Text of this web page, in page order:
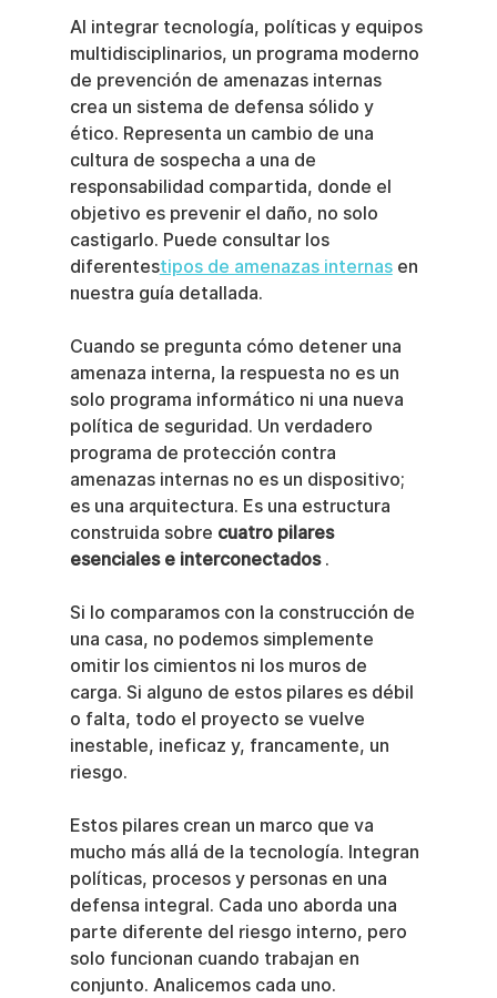
Al integrar tecnología, políticas y equipos
multidisciplinarios, un programa moderno
de prevención de amenazas internas
crea un sistema de defensa sólido y
ético. Representa un cambio de una
cultura de sospecha a una de
responsabilidad compartida, donde el
objetivo es prevenir el daño, no solo
castigarlo. Puede consultar los
diferentestipos de amenazas internas en
nuestra guía detallada.
Cuando se pregunta cómo detener una
amenaza interna, la respuesta no es un
solo programa informático ni una nueva
política de seguridad. Un verdadero
programa de protección contra
amenazas internas no es un dispositivo;
es una arquitectura. Es una estructura
construida sobre cuatro pilares
esenciales e interconectados .
Si lo comparamos con la construcción de
una casa, no podemos simplemente
omitir los cimientos ni los muros de
carga. Si alguno de estos pilares es débil
o falta, todo el proyecto se vuelve
inestable, ineficaz y, francamente, un
riesgo.
Estos pilares crean un marco que va
mucho más allá de la tecnología. Integran
políticas, procesos y personas en una
defensa integral. Cada uno aborda una
parte diferente del riesgo interno, pero
solo funcionan cuando trabajan en
conjunto. Analicemos cada uno.